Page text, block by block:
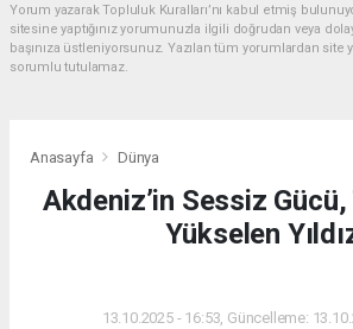
Yorum yazarak Topluluk Kuralları’nı kabul etmiş
sitesine yaptığınız yorumunuzla ilgili doğrudan veya
başınıza üstleniyorsunuz. Yazılan tüm yorumlardan
sorumlu tutulamaz.
Anasayfa Dünya
Akdeniz’in Sessiz Gücü,
Yükselen
13.10.2025 - 16:53, Güncelleme: